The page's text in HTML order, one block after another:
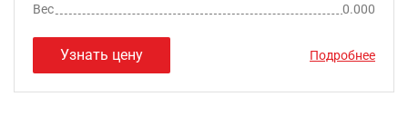
Вес
0.000
Узнать цену Подробнее